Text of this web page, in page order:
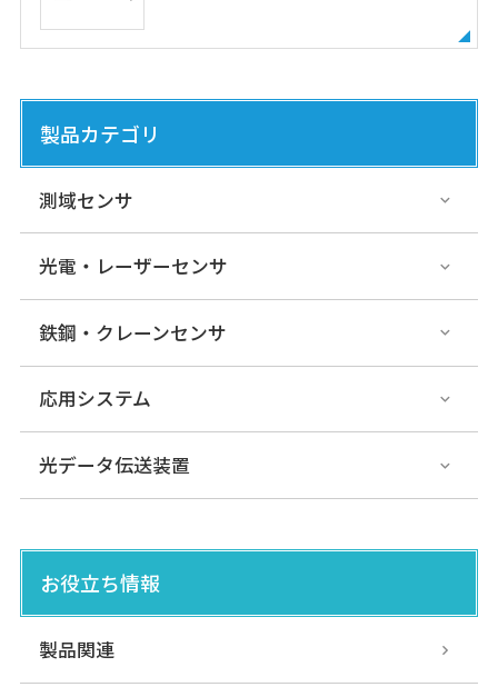
製品カテゴリ
測域センサ
光電・レーザーセンサ
鉄鋼・クレーンセンサ
応用システム
光データ伝送装置
お役立ち情報
製品関連